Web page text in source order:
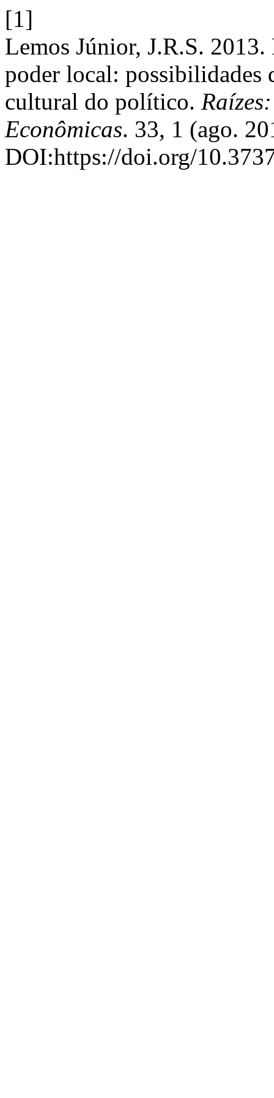
[1]
Lemos Júnior, J.R.S. 2013.
poder local: possibilidades
cultural do político.
Econômicas. 33, 1 (ago.
DOI:https://doi.org/